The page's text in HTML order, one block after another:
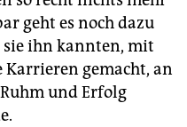
geht es noch dazu
ihn kannten, mit
gemacht, an
und Erfolg